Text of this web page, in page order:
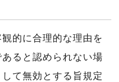
的に合理的な理由を
ると認められない場
て無効とする旨規定